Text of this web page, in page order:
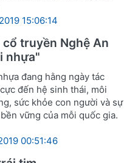
15:06:14
truyền Nghệ An
nhựa"
đang hằng ngày tác
đến hệ sinh thái, môi
sức khỏe con người và sự
vững của mỗi quốc gia.
00:51:46